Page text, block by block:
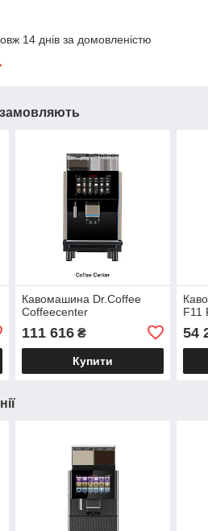
14 днів за домовленістю
Кавомашина Dr.Coffee
Coffeecenter
111 616₴
Купити
F11
54